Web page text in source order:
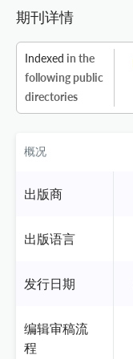
期刊详情
Indexed in the
following public
directories
概况
出版商
出版语言
发行日期
编辑审稿流
程